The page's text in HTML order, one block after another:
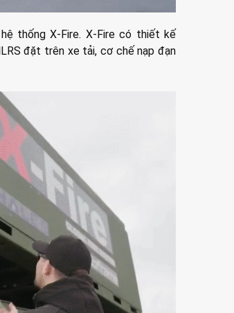
thống X-Fire. X-Fire có thiết kế
đặt trên xe tải, cơ chế nạp đạn